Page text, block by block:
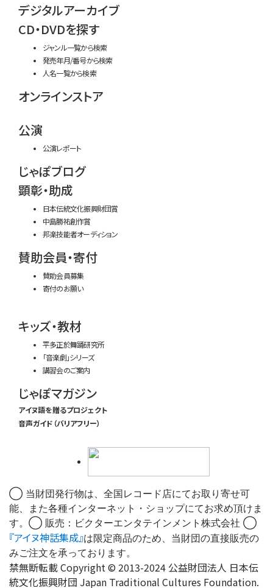
デジタルアーカイブ
CD・DVDを探す
ジャンル一覧から検索
発売年月/番号から検索
人名一覧から検索
オンラインストア
公演
公演レポート
じゃぽブログ
顕彰・助成
日本伝統文化振興財団賞
中島勝祐創作賞
邦楽技能者オーディション
賛助会員・寄付
賛助会員募集
寄付のお願い
キッズ・教材
平多正於舞踊研究所
「音楽劇」シリーズ
講習会のご案内
じゃぽマガジン
アイヌ語を贈るプロジェクト
音声ガイド（バリアフリー）
◯ 当財団発行物は、全国レコード店にてお取り寄せ可
能、また各種インターネット・ショップにてお求め頂けま
す。◯ 販売：ビクターエンタテインメント株式会社 ◯
『アイヌ神話集成』は限定商品のため、当財団の直接販売の
みご注文を承っております。
禁無断転載 Copyright © 2013-2024 公益財団法人 日本伝
統文化振興財団 Japan Traditional Cultures Foundation.